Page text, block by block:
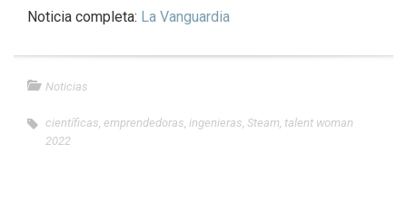
Noticia completa: La Vanguardia
Noticias
científicas emprendedoras ingenieras Steam talent woman
2022